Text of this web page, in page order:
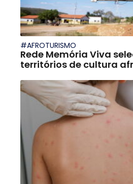
#AFROTURISMO
Rede Memória Viva
territórios de cultura